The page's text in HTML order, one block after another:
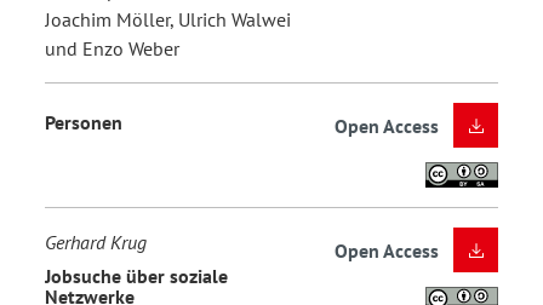
Joachim Möller, Ulrich Walwei
und Enzo Weber
Personen Open Access
Gerhard Krug
Jobsuche über soziale
Netzwerke
Open Access